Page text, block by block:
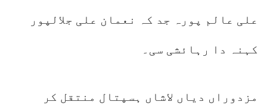
علی عالم پورہ جد کہ نعمان علی جلالپور
کہنہ دا رہائشی سی۔
مزدوراں دیاں لاشاں ہسپتال منتقل کر